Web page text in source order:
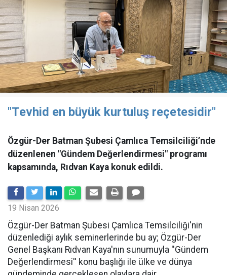
"Tevhid en büyük kurtuluş reçetesidir"
Özgür-Der Batman Şubesi Çamlıca Temsilciliği’nde
düzenlenen "Gündem Değerlendirmesi" programı
kapsamında, Rıdvan Kaya konuk edildi.
19 Nisan 2026
​Özgür-Der Batman Şubesi Çamlıca Temsilciliği'nin
düzenlediği aylık seminerlerinde bu ay; Özgür-Der
Genel Başkanı Rıdvan Kaya'nın sunumuyla ''Gündem
Değerlendirmesi'' konu başlığı ile ülke ve dünya